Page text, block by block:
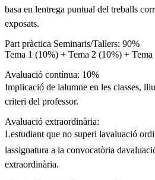
basa en lentrega puntual del treballs
exposats.
Part pràctica Seminaris/Tallers: 90%
Tema 1 (10%) + Tema 2 (10%) +
Avaluació contínua: 10%
Implicació de lalumne en les classes,
criteri del professor.
Avaluació extraordinària:
Lestudiant que no superi lavaluació
lassignatura a la convocatòria
extraordinària.